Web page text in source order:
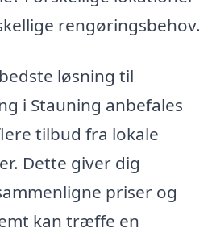
rengøringsbehov.
løsning til
i Stauning anbefales
tilbud fra lokale
Dette giver dig
priser og
kan træffe en